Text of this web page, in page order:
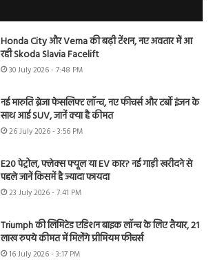
Honda City और Verna की बढ़ी टेंशन, नए अवतार में आ
रही Skoda Slavia Facelift
30 July 2026 - 7:48 PM
नई मारुति ब्रेजा फेसलिफ्ट लॉन्च, नए फीचर्स और टर्बो इंजन के
साथ आई SUV, जानें क्या है कीमत
26 July 2026 - 3:56 PM
E20 पेट्रोल, फ्लेक्स फ्यूल या EV कार? नई गाड़ी खरीदने से
पहले जानें किसमें है ज्यादा फायदा
23 July 2026 - 7:41 PM
Triumph की लिमिटेड एडिशन बाइक लॉन्च के लिए तैयार, 21
लाख रुपये कीमत में मिलेंगे प्रीमियम फीचर्स
16 July 2026 - 3:17 PM